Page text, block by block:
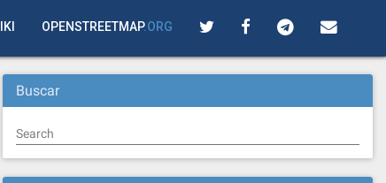
OPENSTREETMAP.ORG
Buscar
Search